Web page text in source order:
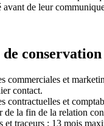
de leur
conservation
commerciales et
contact.
contractuelles et
de la fin de la relation
et traceurs : 13 mois